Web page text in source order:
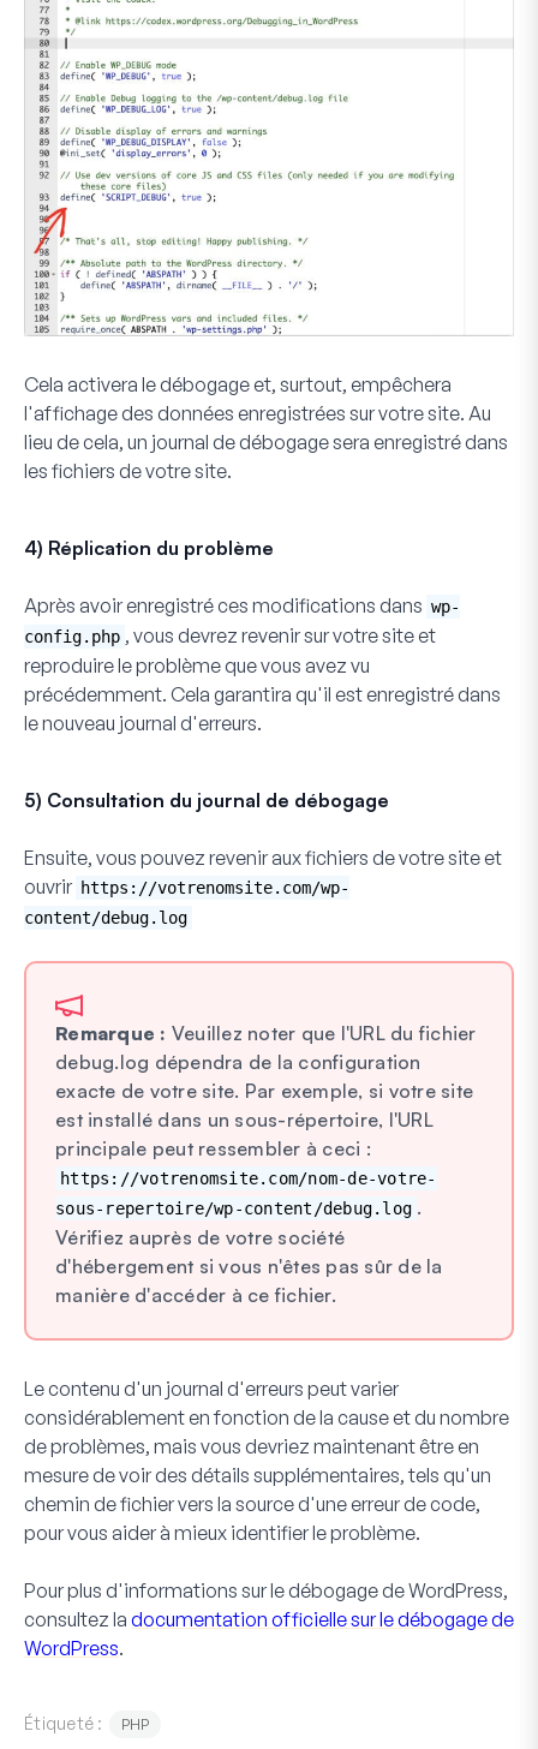
Cela activera le débogage et, surtout, empêchera
l'affichage des données enregistrées sur votre site. Au
lieu de cela, un journal de débogage sera enregistré dans
les fichiers de votre site.
4) Réplication du problème
Après avoir enregistré ces modifications dans wp-
config.php , vous devrez revenir sur votre site et
reproduire le problème que vous avez vu
précédemment. Cela garantira qu'il est enregistré dans
le nouveau journal d'erreurs.
5) Consultation du journal de débogage
Ensuite, vous pouvez revenir aux fichiers de votre site et
ouvrir https://votrenomsite.com/wp-
content/debug.log
Remarque : Veuillez noter que l'URL du fichier
debug.log dépendra de la configuration
exacte de votre site. Par exemple, si votre site
est installé dans un sous-répertoire, l'URL
principale peut ressembler à ceci :
https://votrenomsite.com/nom-de-votre-
sous-repertoire/wp-content/debug.log .
Vérifiez auprès de votre société
d'hébergement si vous n'êtes pas sûr de la
manière d'accéder à ce fichier.
Le contenu d'un journal d'erreurs peut varier
considérablement en fonction de la cause et du nombre
de problèmes, mais vous devriez maintenant être en
mesure de voir des détails supplémentaires, tels qu'un
chemin de fichier vers la source d'une erreur de code,
pour vous aider à mieux identifier le problème.
Pour plus d'informations sur le débogage de WordPress,
consultez la documentation officielle sur le débogage de
WordPress.
Étiqueté : PHP